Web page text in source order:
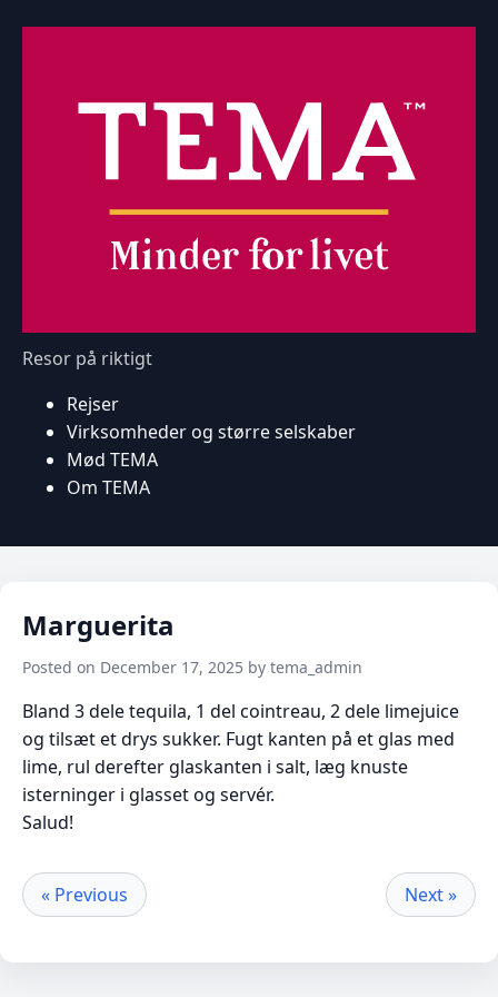
Resor på riktigt
Rejser
Virksomheder og større selskaber
Mød TEMA
Om TEMA
Marguerita
Posted on December 17, 2025 by tema_admin
Bland 3 dele tequila, 1 del cointreau, 2 dele limejuice
og tilsæt et drys sukker. Fugt kanten på et glas med
lime, rul derefter glaskanten i salt, læg knuste
isterninger i glasset og servér.
Salud!
« Previous Next »